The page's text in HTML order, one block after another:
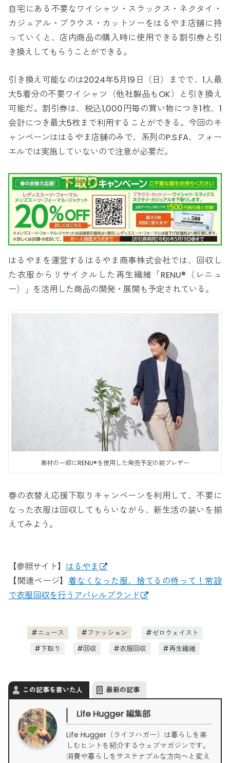
自宅にある不要なワイシャツ・スラックス・ネクタイ・
カジュアル・ブラウス・カットソーをはるやま店舗に持
っていくと、店内商品の購入時に使用できる割引券と引
き換えしてもらうことができる。
引き換え可能なのは2024年5月19日（日）までで、1人最
大5着分の不要ワイシャツ（他社製品もOK）と引き換え
可能だ。割引券は、税込1,000円毎の買い物につき1枚、1
会計につき最大5枚まで利用することができる。今回のキ
ャンペーンははるやま店舗のみで、系列のP.S.FA、フォー
エルでは実施していないので注意が必要だ。
はるやまを運営するはるやま商事株式会社では、回収し
た衣服からリサイクルした再生繊維「RENU®（レニュ
ー）」を活用した商品の開発・展開も予定されている。
素材の一部にRENU®を使用した発売予定の紺ブレザー
春の衣替え応援下取りキャンペーンを利用して、不要に
なった衣服は回収してもらいながら、新生活の装いを揃
えてみよう。
【参照サイト】 はるやま
【関連ページ】 着なくなった服、捨てるの待って！常設
で衣服回収を行うアパレルブランド
ニュース ファッション
ゼロウェイスト
下取り
回収 衣服回収 再生繊維
この記事を書いた人 最新の記事
Life Hugger 編集部
Life Hugger（ライフハガー）は暮らしを楽
しむヒントを紹介するウェブマガジンです。
消費や暮らしをサステナブルな方向へと変え